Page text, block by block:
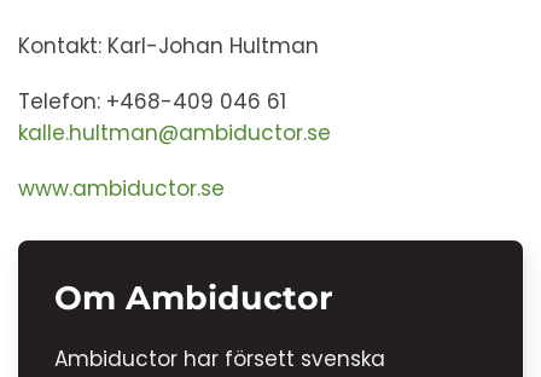
Kontakt: Karl-Johan Hultman
Telefon: +468-409 046 61
kalle.hultman@ambiductor.se
www.ambiductor.se
Om Ambiductor
Ambiductor har försett svenska